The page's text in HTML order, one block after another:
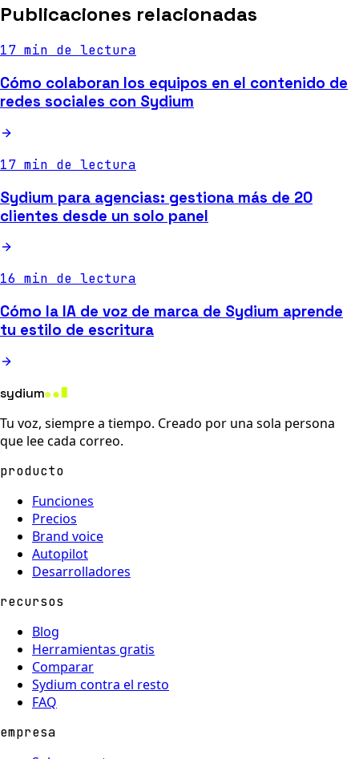
Publicaciones relacionadas
17 min de lectura
Cómo colaboran los equipos en el contenido de
redes sociales con Sydium
17 min de lectura
Sydium para agencias: gestiona más de 20
clientes desde un solo panel
16 min de lectura
Cómo la IA de voz de marca de Sydium aprende
tu estilo de escritura
sydium
Tu voz, siempre a tiempo. Creado por una sola persona
que lee cada correo.
producto
Funciones
Precios
Brand voice
Autopilot
Desarrolladores
recursos
Blog
Herramientas gratis
Comparar
Sydium contra el resto
FAQ
empresa